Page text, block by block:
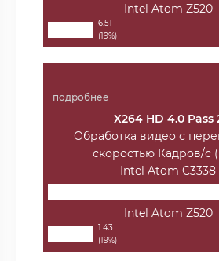
Intel Atom Z520
6.51
(19%)
подробнее
X264 HD 4.0 Pass
Обработка видео с
скоростью Кадров/с
Intel Atom C3338
Intel Atom Z520
1.43
(19%)